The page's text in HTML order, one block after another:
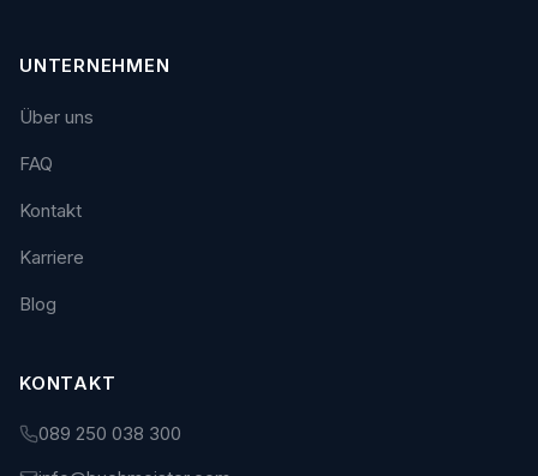
UNTERNEHMEN
Über uns
FAQ
Kontakt
Karriere
Blog
KONTAKT
089 250 038 300